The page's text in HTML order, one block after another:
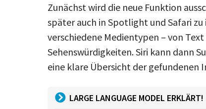
Zunächst wird die neue Funktion
später auch in Spotlight und Safari
verschiedene Medientypen – von
Sehenswürdigkeiten. Siri kann dann
eine klare Übersicht der gefundenen
LARGE LANGUAGE MODEL ERKLÄRT!